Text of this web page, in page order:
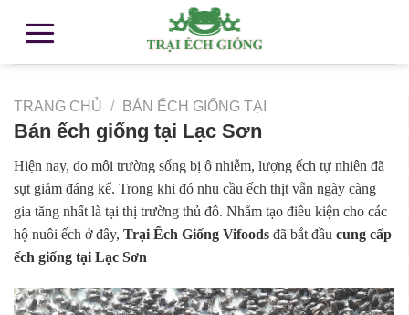
TRANG CHỦ / BÁN ẾCH GIỐNG TẠI
Bán ếch giống tại Lạc Sơn
Hiện nay, do môi trường sống bị ô nhiễm, lượng ếch tự nhiên đã
sụt giảm đáng kể. Trong khi đó nhu cầu ếch thịt vẫn ngày càng
gia tăng nhất là tại thị trường thủ đô. Nhằm tạo điều kiện cho các
hộ nuôi ếch ở đây, Trại Ếch Giống Vifoods đã bắt đầu cung cấp
ếch giống tại Lạc Sơn